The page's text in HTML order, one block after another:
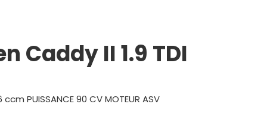
Caddy II 1.9 TDI
PUISSANCE 90 CV MOTEUR ASV